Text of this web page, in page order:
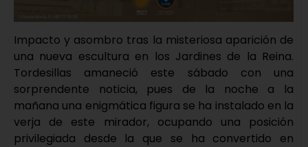
Impacto y asombro tras la misteriosa aparición de
una nueva escultura en los Jardines de la Reina.
Tordesillas amaneció este sábado con una
sorprendente noticia, pues de la noche a la
mañana una enigmática figura se ha instalado en la
verja de este mirador, ocupando una posición
privilegiada desde la que se ha convertido en